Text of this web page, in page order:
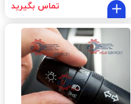
تماس بگیرید